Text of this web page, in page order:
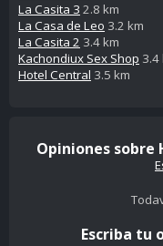
La Casita 3 2.8 km
La Casa de Leo 3.2 km
La Casita 2 3.4 km
Kachondiux Sex Shop 3.4
Hotel Central 3.5 km
Opiniones sobre
Escriba tu